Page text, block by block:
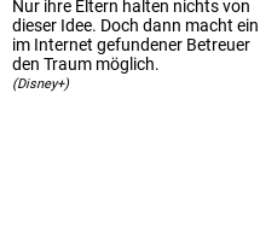
Nur ihre Eltern halten nichts von
dieser Idee. Doch dann macht ein
im Internet gefundener Betreuer
den Traum möglich.
(Disney+)